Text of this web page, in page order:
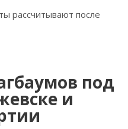
рассчитывают после
под
и